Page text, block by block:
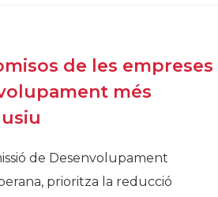
de les empreses
més
de Desenvolupament
prioritza la reducció